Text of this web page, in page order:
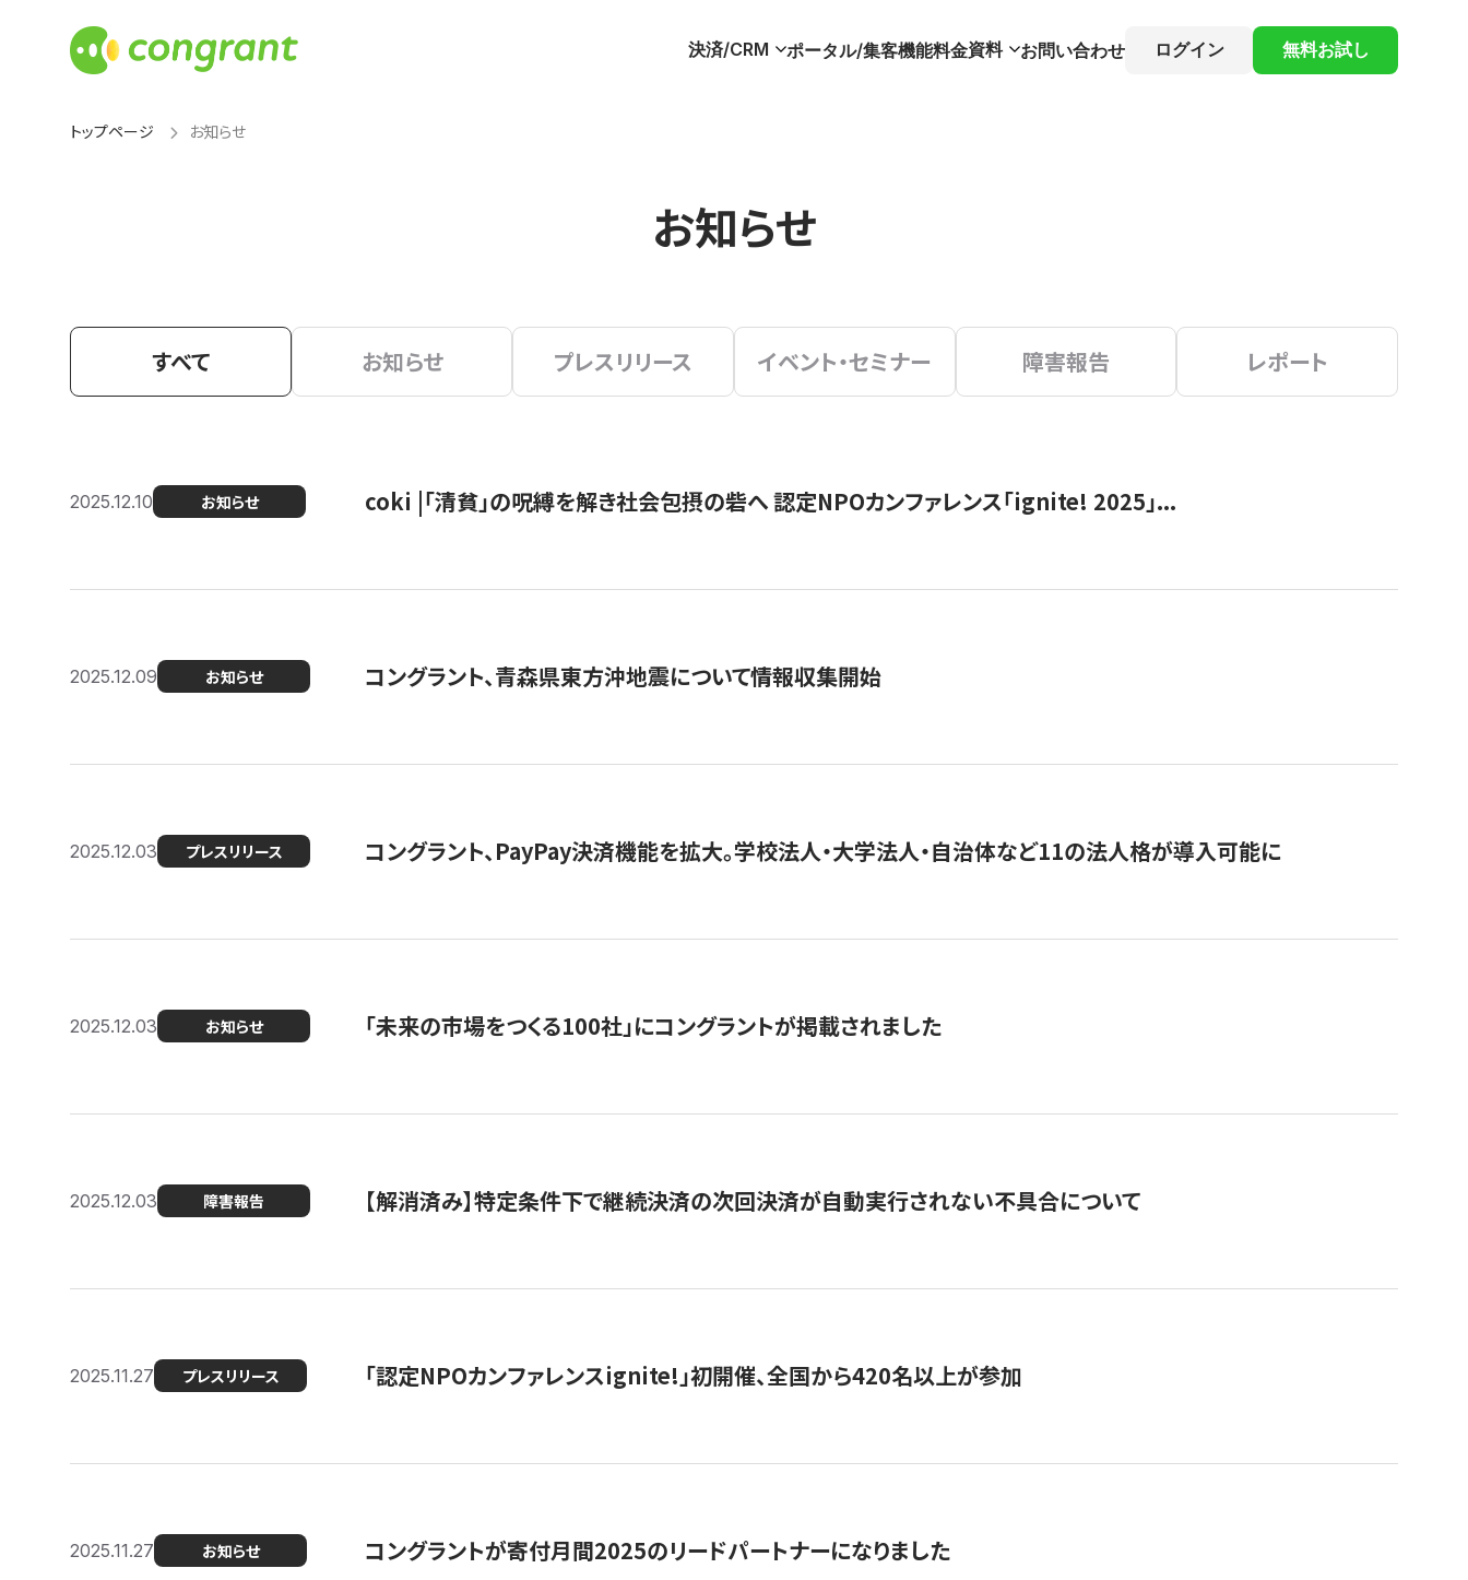
決済/CRM ポータル/集客機能料金資料 お問い合わせ ログイン 無料お試し
トップページ お知らせ
お知らせ
すべて お知らせ プレスリリース イベント・セミナー 障害報告 レポート
2025.12.10 お知らせ coki |「清貧」の呪縛を解き社会包摂の砦へ 認定NPOカンファレンス「ignite! 2025」...
2025.12.09 お知らせ コングラント、青森県東方沖地震について情報収集開始
2025.12.03 プレスリリース コングラント、PayPay決済機能を拡大。学校法人・大学法人・自治体など11の法人格が導入可能に
2025.12.03 お知らせ 「未来の市場をつくる100社」にコングラントが掲載されました
2025.12.03 障害報告 【解消済み】特定条件下で継続決済の次回決済が自動実行されない不具合について
2025.11.27 プレスリリース 「認定NPOカンファレンスignite!」初開催、全国から420名以上が参加
2025.11.27 お知らせ コングラントが寄付月間2025のリードパートナーになりました